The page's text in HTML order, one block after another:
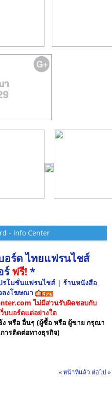
- Info Center
อร์ด ไทยแฟรนไชส์
ร์ฟรี! *
รโมชั่นแฟรนไชส์ | ร้านหนังสือ
ลงโฆษณา
ไม่มีส่วนรับผิดชอบกับ
บบอร์ดแต่อย่างใด
ง หรือ อื่นๆ (ผู้ซื้อ หรือ ผู้ขาย กรุณา
รติดต่อทางธุรกิจ)
« หน้าที่แล้ว ต่อไป »